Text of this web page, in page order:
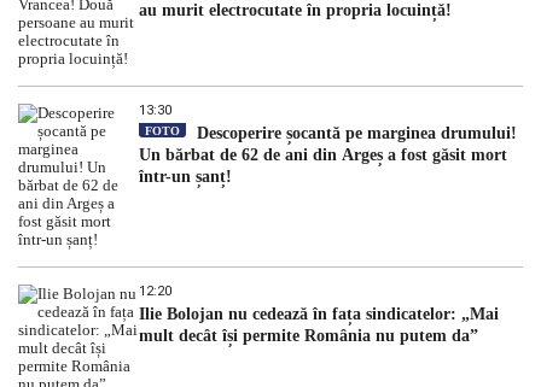
au murit electrocutate în propria locuință!
13:30
FOTO
Descoperire șocantă pe marginea drumului!
Un bărbat de 62 de ani din Argeș a fost găsit mort
într-un șanț!
12:20
Ilie Bolojan nu cedează în fața sindicatelor: „Mai
mult decât își permite România nu putem da”